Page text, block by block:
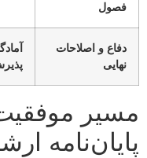
فصول
دفاع و اصلاحات
نهایی
مسیر
پایان‌نامه